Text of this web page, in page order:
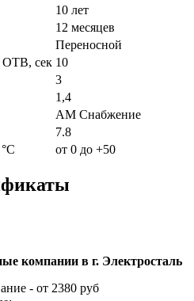
10 лет
12 месяцев
Переносной
ОТВ, сек 10
3
1,4
АМ Снабжение
7.8
от 0 до +50
компании в г. Электросталь
- от 2380 руб